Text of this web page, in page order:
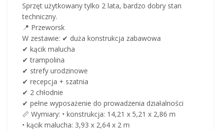
Sprzęt użytkowany tylko 2 lata, bardzo dobry stan
techniczny.
📍 Przeworsk
W zestawie: ✔ duża konstrukcja zabawowa
✔ kącik malucha
✔ trampolina
✔ strefy urodzinowe
✔ recepcja + szatnia
✔ 2 chłodnie
✔ pełne wyposażenie do prowadzenia działalności
📏 Wymiary: • konstrukcja: 14,21 x 5,21 x 2,86 m
• kącik malucha: 3,93 x 2,64 x 2 m